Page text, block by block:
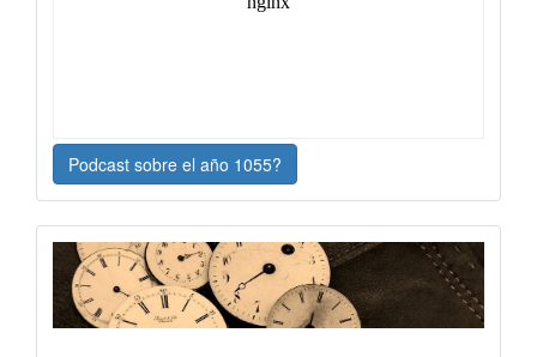
Podcast sobre el año 1055?